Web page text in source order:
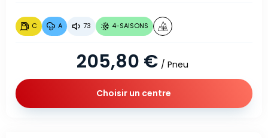
C A 73 4-SAISONS
205,80 € / Pneu
Choisir un centre